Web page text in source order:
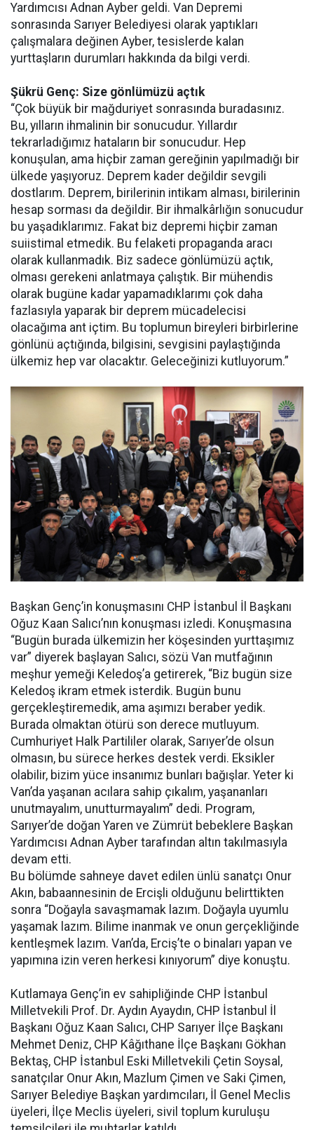
Yardımcısı Adnan Ayber geldi. Van Depremi
sonrasında Sarıyer Belediyesi olarak yaptıkları
çalışmalara değinen Ayber, tesislerde kalan
yurttaşların durumları hakkında da bilgi verdi.
Şükrü Genç: Size gönlümüzü açtık
“Çok büyük bir mağduriyet sonrasında buradasınız.
Bu, yılların ihmalinin bir sonucudur. Yıllardır
tekrarladığımız hataların bir sonucudur. Hep
konuşulan, ama hiçbir zaman gereğinin yapılmadığı bir
ülkede yaşıyoruz. Deprem kader değildir sevgili
dostlarım. Deprem, birilerinin intikam alması, birilerinin
hesap sorması da değildir. Bir ihmalkârlığın sonucudur
bu yaşadıklarımız. Fakat biz depremi hiçbir zaman
suiistimal etmedik. Bu felaketi propaganda aracı
olarak kullanmadık. Biz sadece gönlümüzü açtık,
olması gerekeni anlatmaya çalıştık. Bir mühendis
olarak bugüne kadar yapamadıklarımı çok daha
fazlasıyla yaparak bir deprem mücadelecisi
olacağıma ant içtim. Bu toplumun bireyleri birbirlerine
gönlünü açtığında, bilgisini, sevgisini paylaştığında
ülkemiz hep var olacaktır. Geleceğinizi kutluyorum.”
Başkan Genç’in konuşmasını CHP İstanbul İl Başkanı
Oğuz Kaan Salıcı’nın konuşması izledi. Konuşmasına
“Bugün burada ülkemizin her köşesinden yurttaşımız
var” diyerek başlayan Salıcı, sözü Van mutfağının
meşhur yemeği Keledoş’a getirerek, “Biz bugün size
Keledoş ikram etmek isterdik. Bugün bunu
gerçekleştiremedik, ama aşımızı beraber yedik.
Burada olmaktan ötürü son derece mutluyum.
Cumhuriyet Halk Partililer olarak, Sarıyer’de olsun
olmasın, bu sürece herkes destek verdi. Eksikler
olabilir, bizim yüce insanımız bunları bağışlar. Yeter ki
Van’da yaşanan acılara sahip çıkalım, yaşananları
unutmayalım, unutturmayalım” dedi. Program,
Sarıyer’de doğan Yaren ve Zümrüt bebeklere Başkan
Yardımcısı Adnan Ayber tarafından altın takılmasıyla
devam etti.
Bu bölümde sahneye davet edilen ünlü sanatçı Onur
Akın, babaannesinin de Ercişli olduğunu belirttikten
sonra “Doğayla savaşmamak lazım. Doğayla uyumlu
yaşamak lazım. Bilime inanmak ve onun gerçekliğinde
kentleşmek lazım. Van’da, Erciş’te o binaları yapan ve
yapımına izin veren herkesi kınıyorum” diye konuştu.
Kutlamaya Genç’in ev sahipliğinde CHP İstanbul
Milletvekili Prof. Dr. Aydın Ayaydın, CHP İstanbul İl
Başkanı Oğuz Kaan Salıcı, CHP Sarıyer İlçe Başkanı
Mehmet Deniz, CHP Kâğıthane İlçe Başkanı Gökhan
Bektaş, CHP İstanbul Eski Milletvekili Çetin Soysal,
sanatçılar Onur Akın, Mazlum Çimen ve Saki Çimen,
Sarıyer Belediye Başkan yardımcıları, İl Genel Meclis
üyeleri, İlçe Meclis üyeleri, sivil toplum kuruluşu